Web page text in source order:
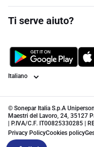
Ti serve aiuto?
Lingua
© Sonepar Italia S.p.A
Maestri del Lavoro, 24, 35127
| P.IVA/C.F. IT00825330285 |
Privacy PolicyCookies policy